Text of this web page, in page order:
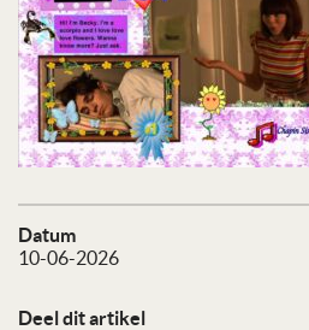
Datum
10-06-2026
Deel dit artikel